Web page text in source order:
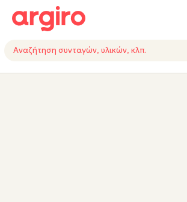
ΥΛΙΚΑΕΚΤΕΛΕΣΗΕΞΟΠΛΙΣΜΟΣ